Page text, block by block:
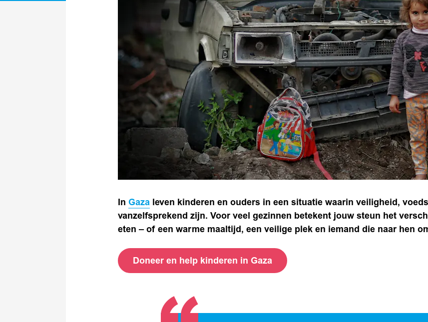
In Gaza leven kinderen en ouders in een situatie waarin veiligheid,
vanzelfsprekend zijn. Voor veel gezinnen betekent jouw steun het
eten – of een warme maaltijd, een veilige plek en iemand die naar hen
Doneer en help kinderen in Gaza